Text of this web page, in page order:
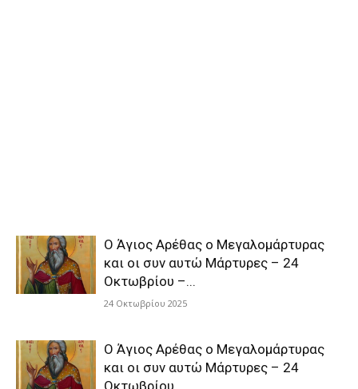
Ο Άγιος Αρέθας ο Μεγαλομάρτυρας
και οι συν αυτώ Μάρτυρες – 24
Οκτωβρίου –...
24 Οκτωβρίου 2025
Ο Άγιος Αρέθας ο Μεγαλομάρτυρας
και οι συν αυτώ Μάρτυρες – 24
Οκτωβρίου